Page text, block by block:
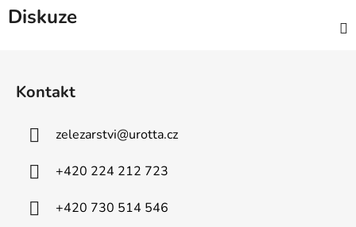
Diskuze
Kontakt
zelezarstvi@urotta.cz
+420 224 212 723
+420 730 514 546